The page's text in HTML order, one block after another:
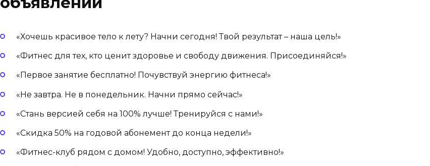
«Хочешь красивое тело к лету? Начни сегодня! Твой результат – наша цель!»
«Фитнес для тех, кто ценит здоровье и свободу движения. Присоединяйся!»
«Первое занятие бесплатно! Почувствуй энергию фитнеса!»
«Не завтра. Не в понедельник. Начни прямо сейчас!»
«Стань версией себя на 100% лучше! Тренируйся с нами!»
«Скидка 50% на годовой абонемент до конца недели!»
«Фитнес-клуб рядом с домом! Удобно, доступно, эффективно!»